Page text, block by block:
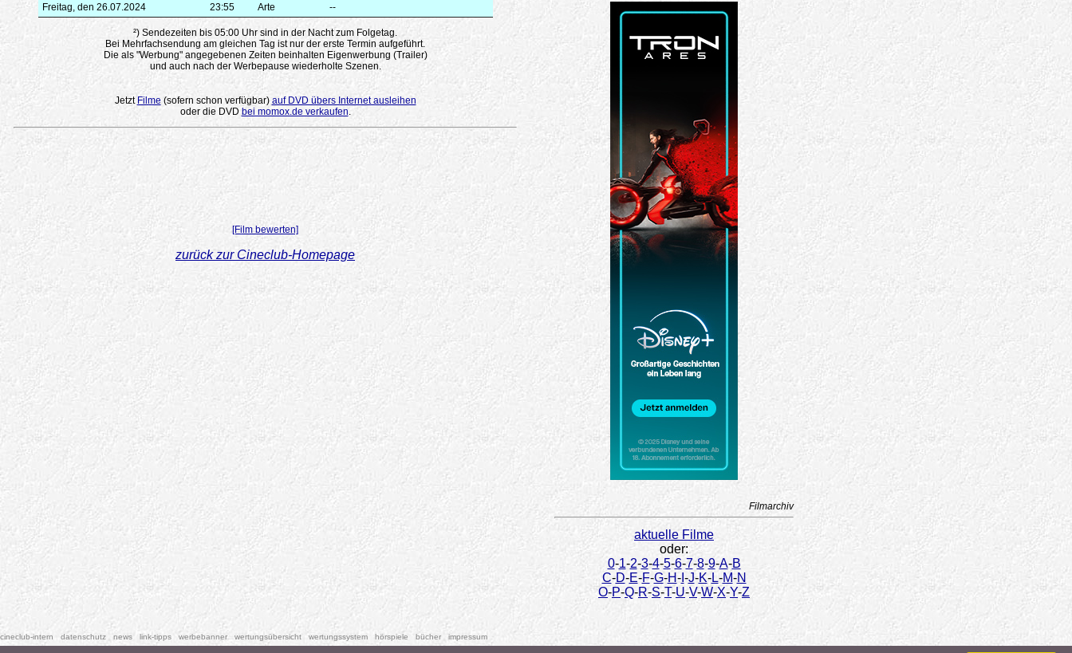
Freitag, den 26.07.2024
23:55 Arte --
²) Sendezeiten bis 05:00 Uhr sind in der Nacht zum Folgetag.
Bei Mehrfachsendung am gleichen Tag ist nur der erste Termin aufgeführt.
Die als "Werbung" angegebenen Zeiten beinhalten Eigenwerbung (Trailer)
und auch nach der Werbepause wiederholte Szenen.
Jetzt Filme(sofern schon verfügbar) auf DVD übers Internet ausleihen
oder die DVD bei momox.de verkaufen.
[Film bewerten]
zurück zur Cineclub-Homepage
Filmarchiv
aktuelle Filme
oder:
0-1-2-3-4-5-6-7-8-9-A-B
C-D-E-F-G-H-I -J-K-L-M-N
O-P-Q-R-S-T-U-V-W-X-Y-Z
cineclub-intern datenschutz news link-tipps werbebanner wertungsübersicht wertungssystem hörspiele bücher impressum